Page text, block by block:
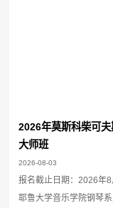
2026年莫斯科柴可
大师班
2026-08-03
报名截止日期：2026年
耶鲁大学音乐学院钢琴